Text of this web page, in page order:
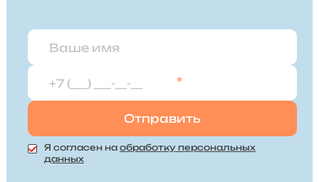
*
Я согласен на обработку персональных
данных